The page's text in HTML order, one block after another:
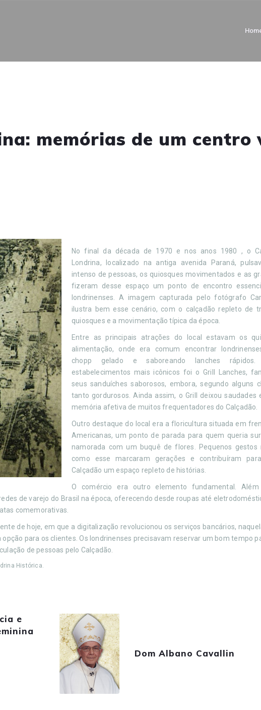
memórias de um centro
No final da década de 1970 e nos anos 1980 , o
Londrina, localizado na antiga avenida Paraná,
intenso de pessoas, os quiosques movimentados e as
fizeram desse espaço um ponto de encontro
londrinenses. A imagem capturada pelo fotógrafo
ilustra bem esse cenário, com o calçadão repleto de
quiosques e a movimentação típica da época.
Entre as principais atrações do local estavam os
alimentação, onde era comum encontrar
chopp gelado e saboreando lanches
estabelecimentos mais icônicos foi o Grill Lanches,
seus sanduíches saborosos, embora, segundo alguns
tanto gordurosos. Ainda assim, o Grill deixou saudades
memória afetiva de muitos frequentadores do Calçadão.
Outro destaque do local era a floricultura situada em
Americanas, um ponto de parada para quem queria
namorada com um buquê de flores. Pequenos gestos
como esse marcaram gerações e contribuíram
Calçadão um espaço repleto de histórias.
O comércio era outro elemento fundamental.
de varejo do Brasil na época, oferecendo desde roupas até
comemorativas.
de hoje, em que a digitalização revolucionou os serviços bancários,
para os clientes. Os londrinenses precisavam reservar um bom tempo
de pessoas pelo Calçadão.
Histórica.
e
Dom Albano Cavallin